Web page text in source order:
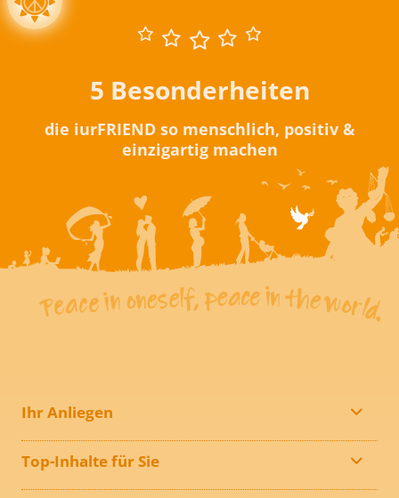
5 Besonderheiten
die iurFRIEND so menschlich, positiv &
einzigartig machen
Ihr Anliegen
Top-Inhalte für Sie